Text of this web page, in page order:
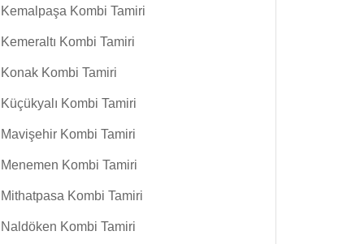
Kemalpaşa Kombi Tamiri
Kemeraltı Kombi Tamiri
Konak Kombi Tamiri
Küçükyalı Kombi Tamiri
Mavişehir Kombi Tamiri
Menemen Kombi Tamiri
Mithatpasa Kombi Tamiri
Naldöken Kombi Tamiri